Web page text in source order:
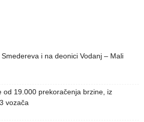
i na deonici Vodanj – Mali
od 19.000 prekoračenja brzine, iz
vozača